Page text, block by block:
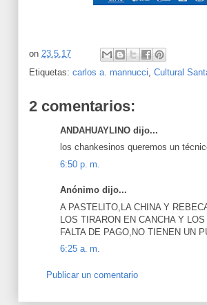
on 23.5.17
Etiquetas: carlos a. mannucci Cultural
2 comentarios:
ANDAHUAYLINO dijo...
los chankesinos queremos un
6:50 p. m.
Anónimo dijo...
A PASTELITO,LA CHINA Y
LOS TIRARON EN CANCHA Y
FALTA DE PAGO,NO TIENEN UN
6:25 a. m.
Publicar un comentario